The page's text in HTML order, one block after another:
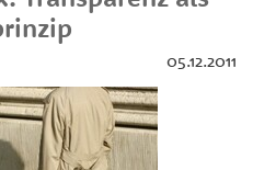
05.12.2011